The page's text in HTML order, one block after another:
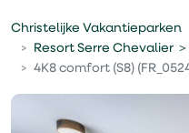
Christelijke Vakantieparken
Resort Serre Chevalier
4K8 comfort (S8)